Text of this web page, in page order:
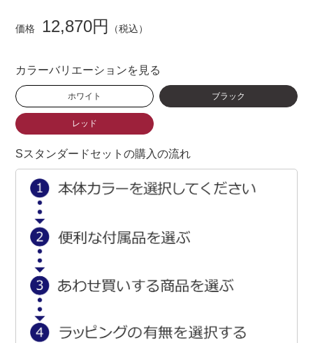
価格 12,870円 （税込）
カラーバリエーションを見る
ホワイト ブラック
レッド
Sスタンダードセットの購入の流れ